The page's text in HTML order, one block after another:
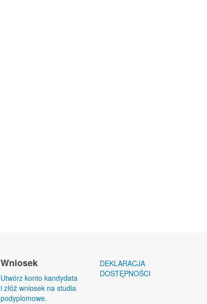
Wniosek
Utwórz konto kandydata
i złóż wniosek na studia
podyplomowe.
DEKLARACJA
DOSTĘPNOŚCI